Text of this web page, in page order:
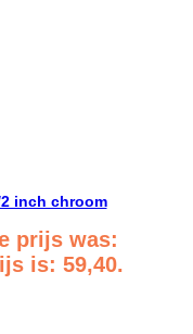
inch chroom
prijs was:
is: 59,40.